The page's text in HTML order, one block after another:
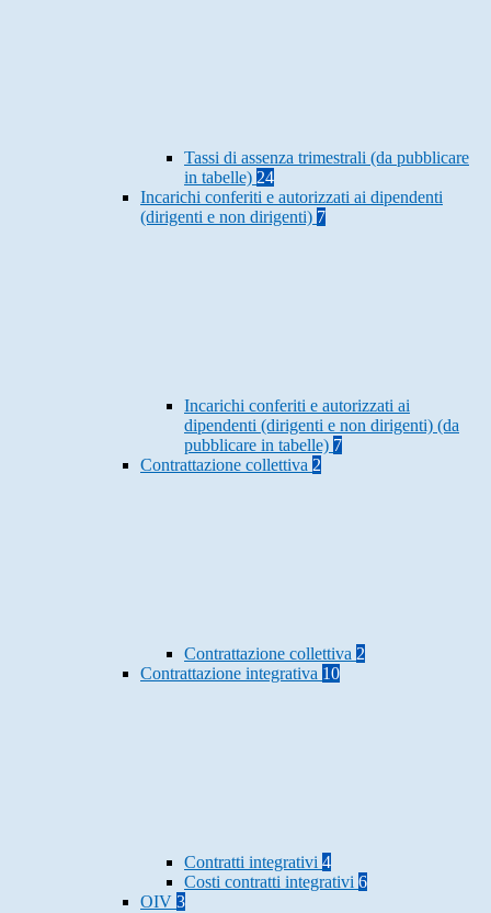
Tassi di assenza trimestrali (da pubblicare
in tabelle) 24
Incarichi conferiti e autorizzati ai dipendenti
(dirigenti e non dirigenti) 7
Incarichi conferiti e autorizzati ai
dipendenti (dirigenti e non dirigenti) (da
pubblicare in tabelle) 7
Contrattazione collettiva 2
Contrattazione collettiva 2
Contrattazione integrativa 10
Contratti integrativi 4
Costi contratti integrativi 6
OIV 3